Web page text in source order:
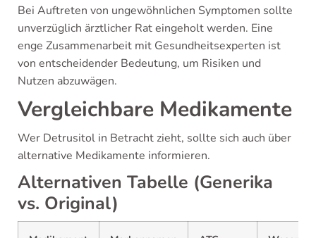
Bei Auftreten von ungewöhnlichen Symptomen sollte
unverzüglich ärztlicher Rat eingeholt werden. Eine
enge Zusammenarbeit mit Gesundheitsexperten ist
von entscheidender Bedeutung, um Risiken und
Nutzen abzuwägen.
Vergleichbare Medikamente
Wer Detrusitol in Betracht zieht, sollte sich auch über
alternative Medikamente informieren.
Alternativen Tabelle (Generika
vs. Original)